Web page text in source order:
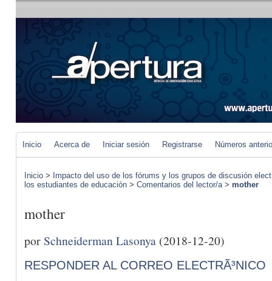
Inicio Acerca de Iniciar sesión Registrarse Números
Inicio > Impacto del uso de los fórums y los grupos de discusión
los estudiantes de educación > Comentarios del lector/a> mother
mother
porSchneiderman Lasonya (2018-12-20)
RESPONDER AL CORREO ELECTRÃ³NICO